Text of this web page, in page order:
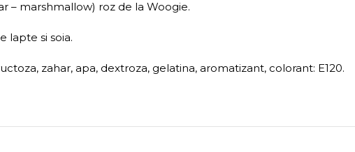
– marshmallow) roz de la Woogie.
lapte si soia.
zahar, apa, dextroza, gelatina, aromatizant, colorant: E120.